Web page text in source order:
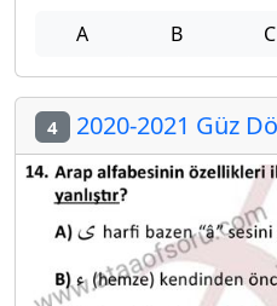
A B C
4 2020-2021 Güz